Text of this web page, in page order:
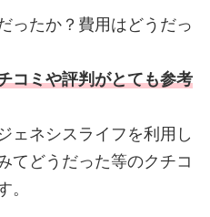
ったか？費用はどうだっ
コミや評判がとても参考
ェネシスライフを利用し
てどうだった等のクチコ
。